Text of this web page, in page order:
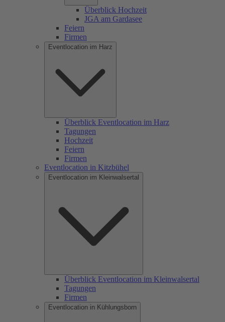
Überblick Hochzeit
JGA am Gardasee
Feiern
Firmen
Eventlocation im Harz
Überblick Eventlocation im Harz
Tagungen
Hochzeit
Feiern
Firmen
Eventlocation in Kitzbühel
Eventlocation im Kleinwalsertal
Überblick Eventlocation im Kleinwalsertal
Tagungen
Firmen
Eventlocation in Kühlungsborn